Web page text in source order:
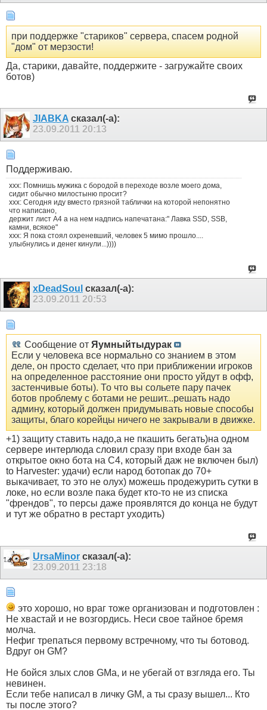
при поддержке "стариков" сервера, спасем родной
"дом" от мерзости!
Да, старики, давайте, поддержите - загружайте своих
ботов)
JIABKA сказал(-а):
23.09.2011 20:13
Поддерживаю.
ххх: Помнишь мужика с бородой в переходе возле моего дома,
сидит обычно милостыню просит?
ххх: Сегодня иду вместо грязной таблички на которой непонятно
что написано,
держит лист А4 а на нем надпись напечатана:" Лавка SSD, SSB,
камни, всякое"
ххх: Я пока стоял охреневший, человек 5 мимо прошло....
улыбнулись и денег кинули...))))
xDeadSoul сказал(-а):
23.09.2011 20:53
Сообщение от Яумныйтыдурак
Если у человека все нормально со знанием в этом
деле, он просто сделает, что при приближении игроков
на определенное расстояние они просто уйдут в офф,
застенчивые боты). То что вы сольете пару пачек
ботов проблему с ботами не решит...решать надо
админу, который должен придумывать новые способы
защиты, благо корейцы ничего не закрывали в движке.
+1) защиту ставить надо,а не пкашить бегать)на одном
сервере интерлюда словил сразу при входе бан за
открытое окно бота на С4, который даж не включен был)
to Harvester: удачи) если народ ботопак до 70+
выкачивает, то это не олух) можешь продежурить сутки в
локе, но если возле пака будет кто-то не из списка
"френдов", то персы даже проявлятся до конца не будут
и тут же обратно в рестарт уходить)
UrsaMinor сказал(-а):
23.09.2011 23:18
это хорошо, но враг тоже организован и подготовлен :
Не хвастай и не возгордись. Неси свое тайное бремя
молча.
Нефиг трепаться первому встречному, что ты ботовод.
Вдруг он GM?
Не бойся злых слов GMа, и не убегай от взгляда его. Ты
невинен.
Если тебе написал в личку GM, а ты сразу вышел... Кто
ты после этого?